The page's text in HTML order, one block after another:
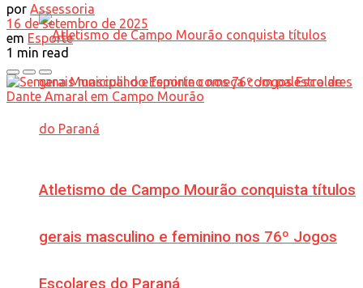
Atletismo de Campo Mourão conquista títulos
gerais masculino e feminino nos 76º Jogos
Escolares do Paraná
por Assessoria
16 de setembro de 2025
em Esporte
1 min read